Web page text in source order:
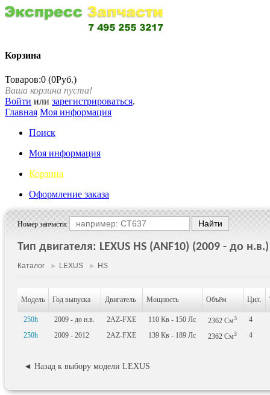
Корзина
Товаров:0 (0Руб.)
Ваша корзина пуста!
Войти или зарегистрироваться.
Главная Моя информация
Поиск
Моя информация
Корзина
Оформление заказа
Номер запчасти:
Тип двигателя: LEXUS HS (ANF10) (2009 - до н.в.)
Каталог ► LEXUS ► HS
Модель Год выпуска Двигатель Мощность Объём Цил.
250h 2009 - до н.в. 2AZ-FXE 110 Кв - 150 Лс 2362 См3
4
250h
2009 - 2012 2AZ-FXE 139 Кв - 189 Лс 2362 См3 4
◄ Назад к выбору модели LEXUS